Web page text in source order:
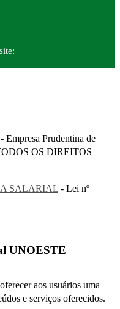
Empresa Prudentina de
OS DIREITOS
SALARIAL - Lei nº
UNOESTE
aos usuários uma
e serviços oferecidos.